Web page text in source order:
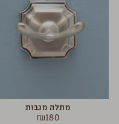
מתלה מגבות
₪180